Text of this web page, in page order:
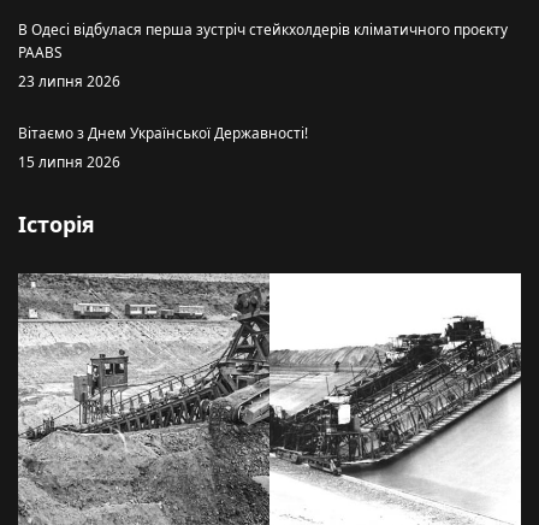
В Одесі відбулася перша зустріч стейкхолдерів кліматичного проєкту
PAABS
23 липня 2026
Вітаємо з Днем Української Державності!
15 липня 2026
Історія